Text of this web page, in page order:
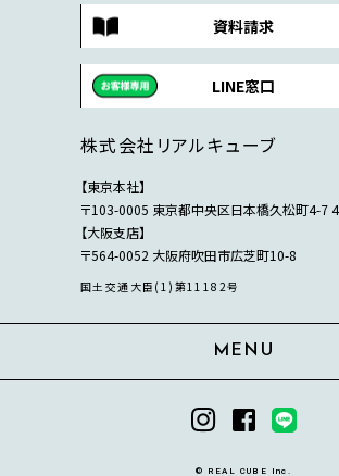
資料請求
LINE窓口
株式会社リアルキューブ
【東京本社】
〒103-0005 東京都中央区日本橋久松町4-7
【大阪支店】
〒564-0052 大阪府吹田市広芝町10-8
国土交通大臣(1)第11182号
MENU
© REAL CUBE Inc.